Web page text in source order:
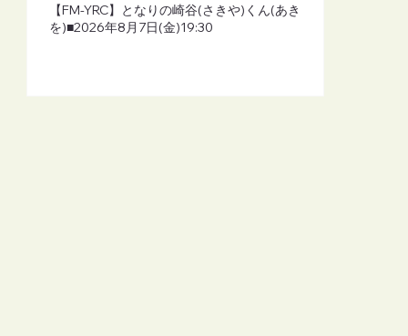
【FM-YRC】となりの崎谷(さきや)くん(あき
を)■2026年8月7日(金)19:30